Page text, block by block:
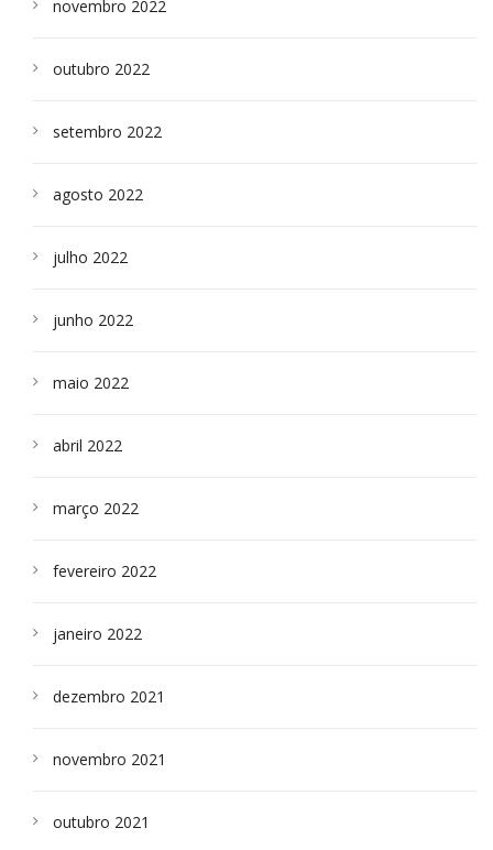
novembro 2022
outubro 2022
setembro 2022
agosto 2022
julho 2022
junho 2022
maio 2022
abril 2022
março 2022
fevereiro 2022
janeiro 2022
dezembro 2021
novembro 2021
outubro 2021